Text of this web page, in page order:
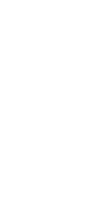
moc krásný, trochu retro, ale nám
hotel na "konci pláže" Lloret
je krásný výhled na moře i
ideální tedy na klidnou dovolenou bez animátorů
měl (různá vystoupení apod.). Pokoje byly čisté, jídlo bylo uspokojující.